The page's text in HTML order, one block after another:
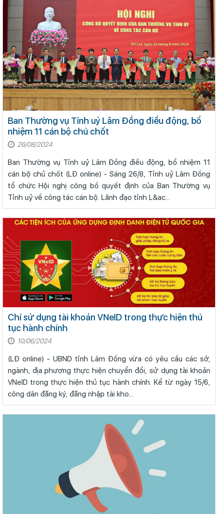
Ban Thường vụ Tỉnh uỷ Lâm Đồng điều động, bổ
nhiệm 11 cán bộ chủ chốt
26/08/2024
Ban Thường vụ Tỉnh uỷ Lâm Đồng điều động, bổ nhiệm 11
cán bộ chủ chốt (LĐ online) - Sáng 26/8, Tỉnh uỷ Lâm Đồng
tổ chức Hội nghị công bố quyết định của Ban Thường vụ
Tỉnh uỷ về công tác cán bộ. Lãnh đạo tỉnh L&ac...
Chỉ sử dụng tài khoản VNeID trong thực hiện thủ
tục hành chính
10/06/2024
(LĐ online) - UBND tỉnh Lâm Đồng vừa có yêu cầu các sở,
ngành, địa phương thực hiện chuyển đổi, sử dụng tài khoản
VNeID trong thực hiện thủ tục hành chính. Kể từ ngày 15/6,
công dân đăng ký, đăng nhập tài kho...